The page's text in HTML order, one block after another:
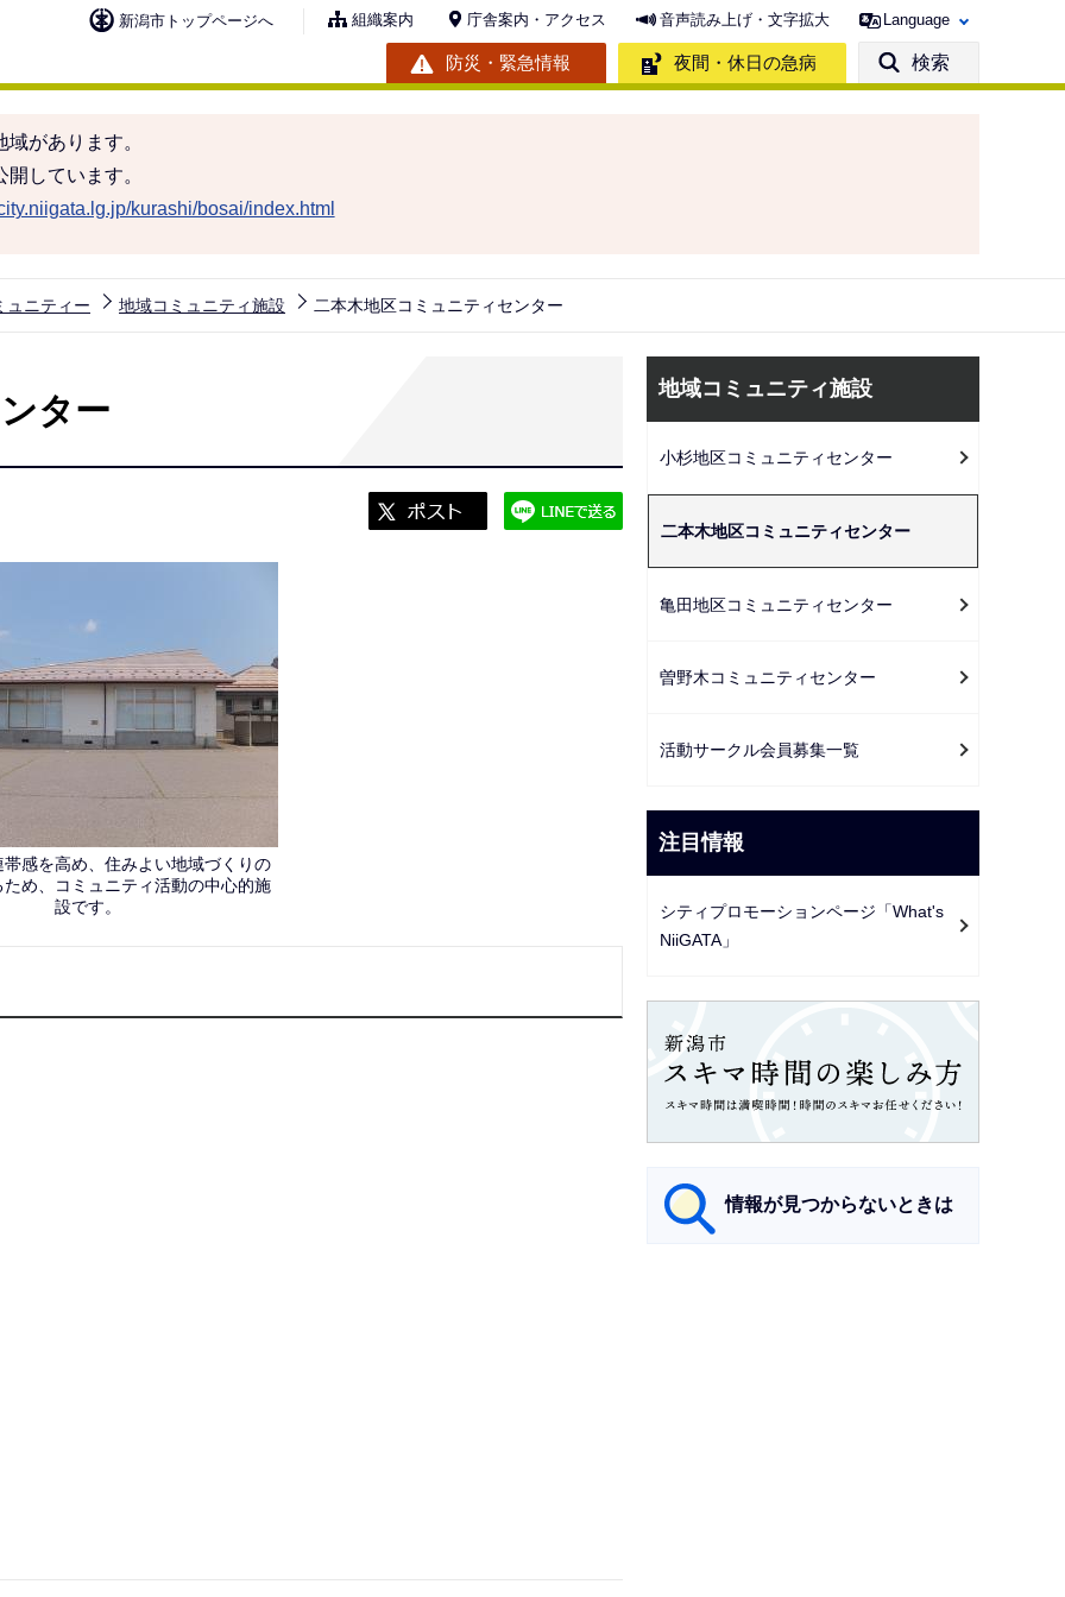
新潟市トップページへ 組織案内 庁舎案内・アクセス 音声読み上げ・文字拡大 Language
防災・緊急情報 夜間・休日の急病 検索
があります。
しています。
kurashi/bosai/index.html
ュニティー 地域コミュニティ施設 二本木地区コミュニティセンター
ター
感を高め、住みよい地域づくりの
め、コミュニティ活動の中心的施
設です。
サ
ー
シ
ョ
こ
か
地域コミュニティ施設
小杉地区コミュニティセンター
二本木地区コミュニティセンター
亀田地区コミュニティセンター
曽野木コミュニティセンター
活動サークル会員募集一覧
注目情報
シティプロモーションページ「What's
NiiGATA」
情報が見つからないときは